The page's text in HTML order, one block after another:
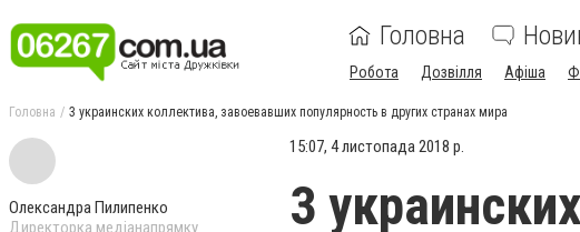
Головна
Робота Дозвілля Афіша
Головна 3 украинских коллектива, завоевавших популярность в других странах мира
Олександра Пилипенко
Директорка медіанапрямку
15:07, 4 листопада 2018 р.
3